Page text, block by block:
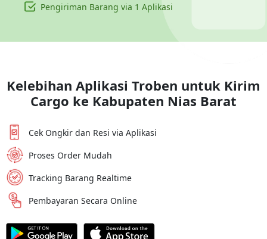
Pengiriman Barang via 1 Aplikasi
Kelebihan Aplikasi Troben untuk Kirim
Cargo ke Kabupaten Nias Barat
Cek Ongkir dan Resi via Aplikasi
Proses Order Mudah
Tracking Barang Realtime
Pembayaran Secara Online